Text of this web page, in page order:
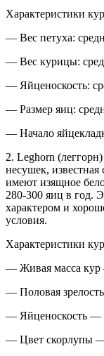
Характеристики
— Вес петуха:
— Вес курицы:
— Яйценоскость:
— Размер яиц:
— Начало
2. Leghorn
несушек,
имеют изящное
280-300 яиц в год.
характером и
условия.
Характеристики
— Живая масса кур
— Половая зрелость
— Яйценоскость —
— Цвет скорлупы